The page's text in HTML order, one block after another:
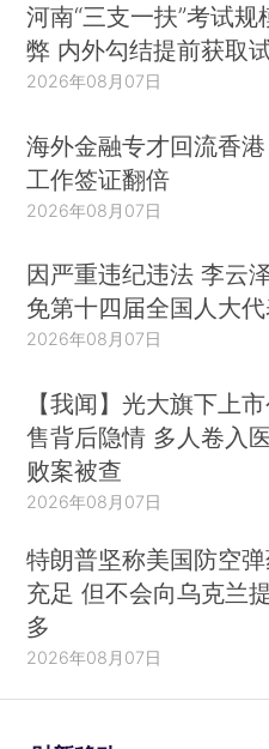
河南“三支一扶”考试规
弊 内外勾结提前获取
2026年08月07日
海外金融专才回流香
工作签证翻倍
2026年08月07日
因严重违纪违法 李云
免第十四届全国人大
2026年08月07日
【我闻】光大旗下上
售背后隐情 多人卷入
败案被查
2026年08月07日
特朗普坚称美国防空
充足 但不会向乌克兰
多
2026年08月07日